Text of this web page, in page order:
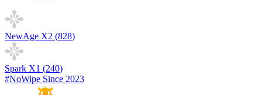
NewAge X2 (828)
Spark X1 (240)
#NoWipe Since 2023